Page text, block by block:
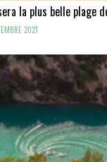
la plus belle plage
2021